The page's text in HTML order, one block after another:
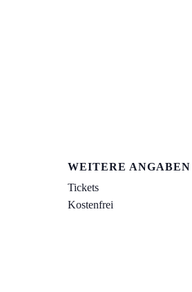
WEITERE ANGABEN
Tickets
Kostenfrei